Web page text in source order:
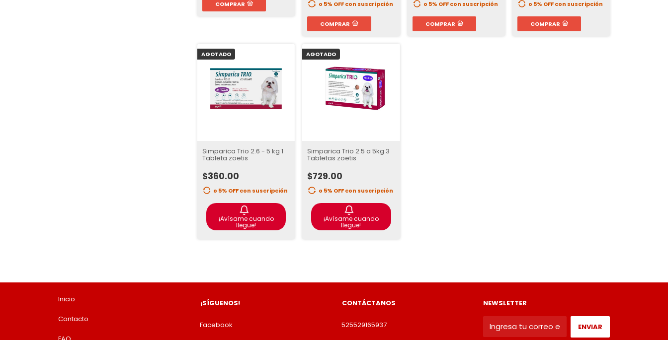
COMPRAR o 5% OFFcon suscripción
COMPRAR
o 5% OFFcon suscripción
COMPRAR
o 5% OFFcon suscripción
COMPRAR
AGOTADO
Simparica Trio 2.6 - 5 kg 1
Tableta zoetis
$360.00
o 5% OFFcon suscripción
¡Avísame cuando
llegue!
AGOTADO
Simparica Trio 2.5 a 5kg 3
Tabletas zoetis
$729.00
o 5% OFFcon suscripción
¡Avísame cuando
llegue!
Inicio
Contacto
¡SÍGUENOS!
Facebook
CONTÁCTANOS
525529165937
NEWSLETTER